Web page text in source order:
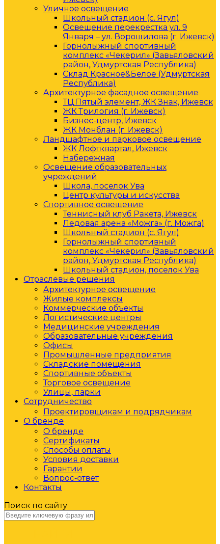
Уличное освещение
Школьный стадион (с. Ягул)
Освещение перекрестка ул. 9
Января – ул. Ворошилова (г. Ижевск)
Горнолыжный спортивный
комплекс «Чекерил» (Завьяловский
район, Удмуртская Республика)
Склад Красное&Белое (Удмуртская
Республика)
Архитектурное фасадное освещение
ТЦ Пятый элемент, ЖК Знак, Ижевск
ЖК Трилогия (г. Ижевск)
Бизнес-центр, Ижевск
ЖК Монблан (г. Ижевск)
Ландшафтное и парковое освещение
ЖК Лофтквартал, Ижевск
Набережная
Освещение образовательных
учреждений
Школа, поселок Ува
Центр культуры и искусства
Спортивное освещение
Теннисный клуб Ракета, Ижевск
Ледовая арена «Можга» (г. Можга)
Школьный стадион (с. Ягул)
Горнолыжный спортивный
комплекс «Чекерил» (Завьяловский
район, Удмуртская Республика)
Школьный стадион, поселок Ува
Отраслевые решения
Архитектурное освещение
Жилые комплексы
Коммерческие объекты
Логистические центры
Медицинские учреждения
Образовательные учреждения
Офисы
Промышленные предприятия
Складские помещения
Спортивные объекты
Торговое освещение
Улицы, парки
Сотрудничество
Проектировщикам и подрядчикам
О бренде
О бренде
Сертификаты
Способы оплаты
Условия доставки
Гарантии
Вопрос-ответ
Контакты
Поиск по сайту